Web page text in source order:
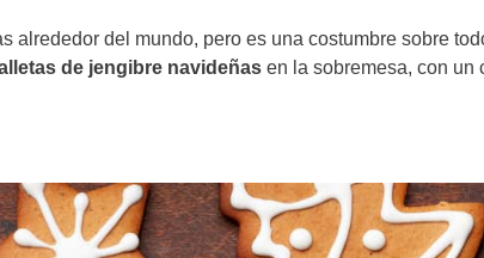
alrededor del mundo, pero es una costumbre sobre
de jengibre navideñas en la sobremesa, con un